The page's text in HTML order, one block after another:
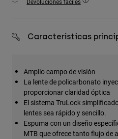
Accesorios
Ver todo
Características
Amplio campo de visión
La lente de policarbonato
proporcionar claridad óptica
El sistema TruLock
lentes sea rápido y sencillo.
Espuma con un diseño
MTB que ofrece tanto flujo de